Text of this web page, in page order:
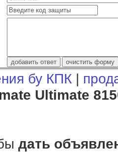
бу КПК |
Ultimate
дать